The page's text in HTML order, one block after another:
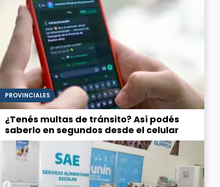
PROVINCIALES
¿Tenés multas de tránsito? Así podés
saberlo en segundos desde el celular